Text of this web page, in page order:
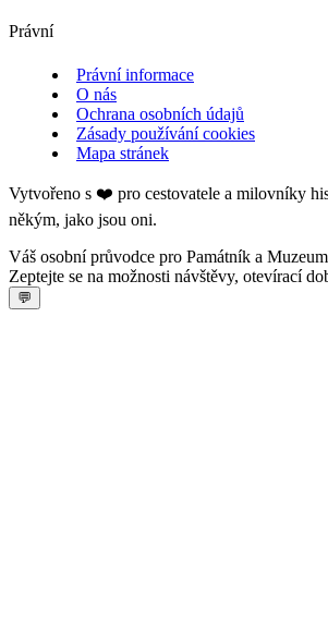
Právní
Právní informace
O nás
Ochrana osobních údajů
Zásady používání cookies
Mapa stránek
Vytvořeno s ❤️ pro cestovatele a milovníky
někým, jako jsou oni.
Váš osobní průvodce pro Památník a
Zeptejte se na možnosti návštěvy, otevírací
💬